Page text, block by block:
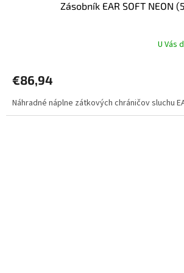
Zásobník EAR SOFT NEON
U Vás
€86,94
Náhradné náplne zátkových chráničov sluchu